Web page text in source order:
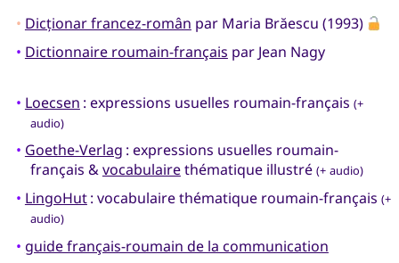
• Dicționar francez-român par Maria Brăescu (1993)
• Dictionnaire roumain-français par Jean Nagy
• Loecsen : expressions usuelles roumain-français (+
audio)
• Goethe-Verlag : expressions usuelles roumain-
français &vocabulairethématique illustré (+ audio)
• LingoHut: vocabulaire thématique roumain-français (+
audio)
• guide français-roumain de la communication